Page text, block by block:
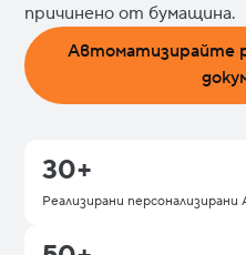
причинено от бумащина.
Автоматизирайте
30+
Реализирани персонализирани